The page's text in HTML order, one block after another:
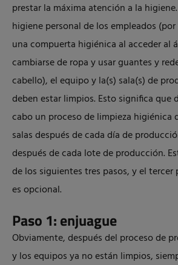
prestar la máxima atención a la
higiene personal de los empleados
una compuerta higiénica al acceder al
cambiarse de ropa y usar guantes y
cabello), el equipo y la(s) sala(s) de
deben estar limpios. Esto significa que
cabo un proceso de limpieza higiénica
salas después de cada día de
después de cada lote de producción.
de los siguientes tres pasos, y el tercer
es opcional.
Paso 1: enjuague
Obviamente, después del proceso de
y los equipos ya no están limpios,